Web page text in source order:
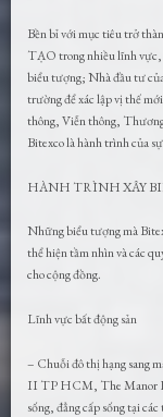
Bền bỉ với mục tiêu trở
TẠO trong nhiều lĩnh vực,
biểu tượng; Nhà đầu tư
trường để xác lập vị thế
thông, Viễn thông,
Bitexco là hành trình của
HÀNH TRÌNH XÂY
Những biểu tượng mà
thể hiện tầm nhìn và các
cho cộng đồng.
Lĩnh vực bất động sản
– Chuỗi đô thị hạng sang
II TP HCM, The Manor
sống, đẳng cấp sống tại